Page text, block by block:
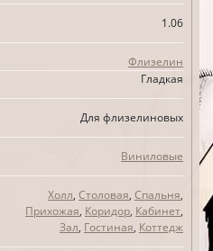
1.06
Флизелин
Гладкая
Для флизелиновых
Виниловые
Холл, Столовая, Спальня,
Прихожая, Коридор, Кабинет,
Зал, Гостиная, Коттедж